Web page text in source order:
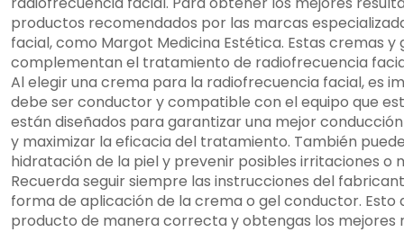
productos recomendados por las marcas
facial, como Margot Medicina Estética. Estas cremas
complementan el tratamiento de radiofrecuencia
Al elegir una crema para la radiofrecuencia facial, es
debe ser conductor y compatible con el equipo que
están diseñados para garantizar una mejor
y maximizar la eficacia del tratamiento. También
hidratación de la piel y prevenir posibles irritaciones o
Recuerda seguir siempre las instrucciones del
forma de aplicación de la crema o gel conductor. Esto
producto de manera correcta y obtengas los mejores